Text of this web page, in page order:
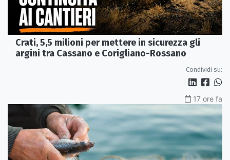
Crati, 5,5 milioni per mettere in sicurezza gli
argini tra Cassano e Corigliano-Rossano
Condividi su:
17 ore fa